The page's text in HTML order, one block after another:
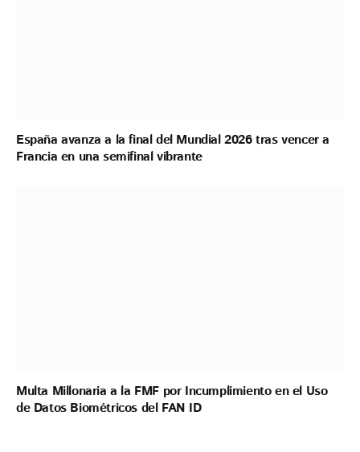
España avanza a la final del Mundial 2026 tras vencer a
Francia en una semifinal vibrante
Multa Millonaria a la FMF por Incumplimiento en el Uso
de Datos Biométricos del FAN ID